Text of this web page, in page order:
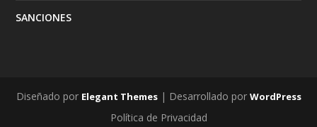
SANCIONES
Diseñado por Elegant Themes| Desarrollado por WordPress
Política de Privacidad